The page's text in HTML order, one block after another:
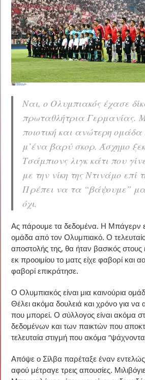
Ναι, ο Ολυμπιακός έχασε
πρωταθλήτρια Γερμανίας.
ποιοτική και ανώτερη
μ’ένα βαρύ σκορ. Άσχημο
Τσάμπιονς λιγκ κάτι που
με την νίκη της Ντινάμο επί
Πρέπει να τα “βάψουμε”
όχι.
Ας πάρουμε τα δεδομένα. Η Μπάγερν
ομάδα από τον Ολυμπιακό. Ο
αποστολής της, θα ήταν βασικός
εκ προοιμίου το ματς είχε φαβορί και
φαβορί επικράτησε.
Ο Ολυμπιακός είναι μια καινούρια
Θέλει ακόμα δουλειά και χρόνο για να
που μπορεί. Ο σύλλογος είναι ακόμα
δεδομένων και των παικτών που
τελευταία στιγμή που ακόμα
Απόψε ο Σίλβα παρέταξε έναν εντελώς
αφού μέτραγε τρεις απουσίες.